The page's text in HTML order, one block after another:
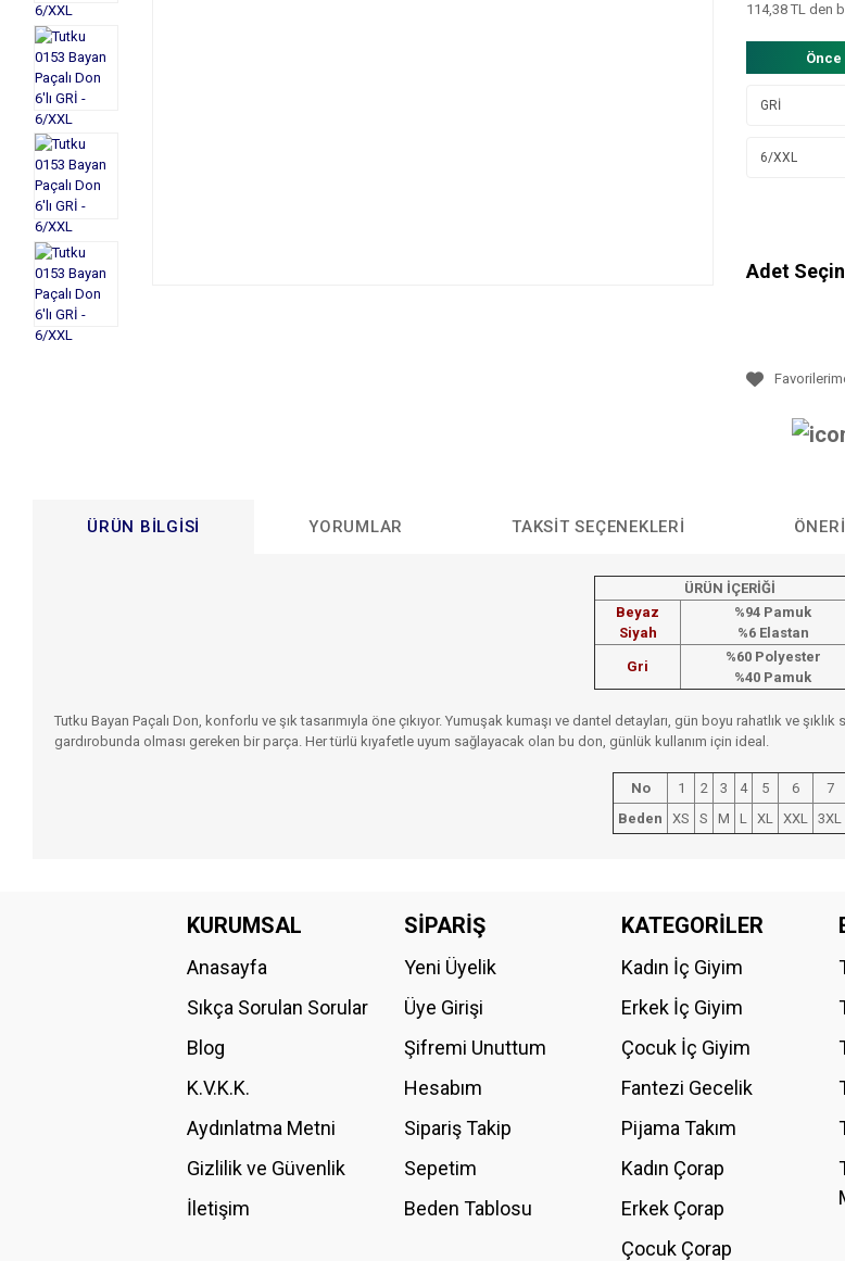
114,38 TL den
Adet
ÜRÜN BILGISI YORUMLAR TAKSIT SEÇENEKLERI
ÜRÜN İÇERİĞİ
Beyaz
Siyah
%94 Pamuk
%6 Elastan
Gri
%60 Polyester
%40 Pamuk
Tutku Bayan Paçalı Don, konforlu ve şık tasarımıyla öne çıkıyor. Yumuşak kumaşı ve dantel detayları, gün boyu rahatlık ve
gardırobunda olması gereken bir parça. Her türlü kıyafetle uyum sağlayacak olan bu don, günlük kullanım için ideal.
No 1 2 3 4 5 6
7
Beden
XS S M L XL XXL 3XL
Bu ürüne ilk yorumu siz yapın!
Ürün resmi kalitesiz, bozuk veya görüntülenemiyor.
Ürün fiyatı diğer sitelerden daha pahalı.
Bu ürüne benzer farklı alternatifler olmalı.
KURUMSAL
Anasayfa
Sıkça Sorulan Sorular
Blog
K.V.K.K.
Aydınlatma Metni
Gizlilik ve Güvenlik
İletişim
SİPARİŞ
Yeni Üyelik
Üye Girişi
Şifremi Unuttum
Hesabım
Sipariş Takip
Sepetim
Beden Tablosu
KATEGORİLER
Kadın İç Giyim
Erkek İç Giyim
Çocuk İç Giyim
Fantezi Gecelik
Pijama Takım
Kadın Çorap
Erkek Çorap
Çocuk Çorap